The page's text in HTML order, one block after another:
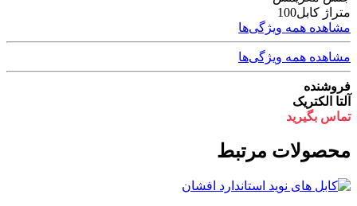
متراژ کابل100
مشاهده همه ویژگی‌ها
مشاهده همه ویژگی‌ها
فروشنده
آلتا الکتریک
تماس بگیرید
محصولات مرتبط